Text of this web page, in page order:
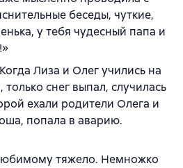
беседы, чуткие,
у тебя чудесный папа и
Лиза и Олег учились на
снег выпал, случилась
ехали родители Олега и
попала в аварию.
тяжело. Немножко